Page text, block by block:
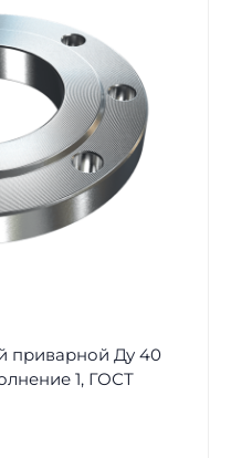
приварной Ду 40
1, ГОСТ